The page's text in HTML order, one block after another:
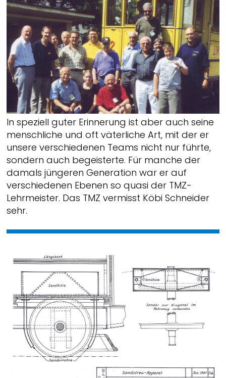
In speziell guter Erinnerung ist aber auch seine
menschliche und oft väterliche Art, mit der er
unsere verschiedenen Teams nicht nur führte,
sondern auch begeisterte. Für manche der
damals jüngeren Generation war er auf
verschiedenen Ebenen so quasi der TMZ-
Lehrmeister. Das TMZ vermisst Köbi Schneider
sehr.